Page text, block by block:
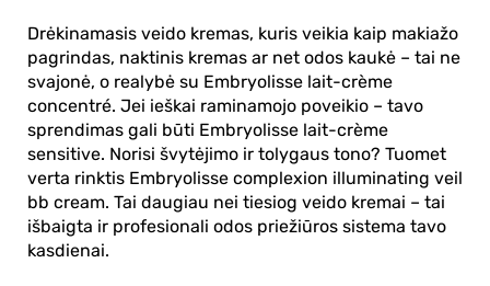
Drėkinamasis veido kremas, kuris veikia kaip makiažo
pagrindas, naktinis kremas ar net odos kaukė – tai ne
svajonė, o realybė su Embryolisse lait-crème
concentré. Jei ieškai raminamojo poveikio – tavo
sprendimas gali būti Embryolisse lait-crème
sensitive. Norisi švytėjimo ir tolygaus tono? Tuomet
verta rinktis Embryolisse complexion illuminating veil
bb cream. Tai daugiau nei tiesiog veido kremai – tai
išbaigta ir profesionali odos priežiūros sistema tavo
kasdienai.